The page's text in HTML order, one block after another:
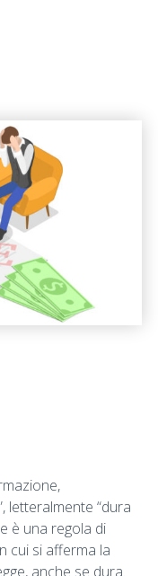
letteralmente “dura
è una regola di
cui si afferma la
anche se dura.